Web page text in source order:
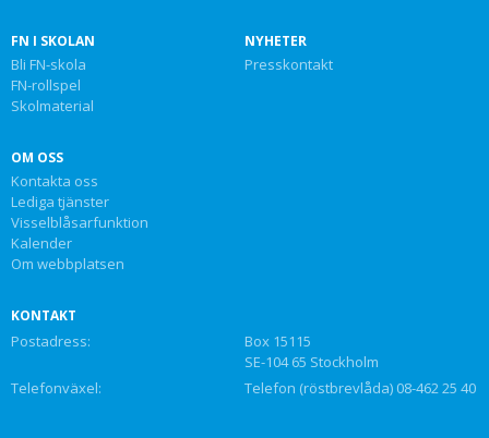
FN I SKOLAN
Bli FN-skola
FN-rollspel
Skolmaterial
NYHETER
Presskontakt
OM OSS
Kontakta oss
Lediga tjänster
Visselblåsarfunktion
Kalender
Om webbplatsen
KONTAKT
Postadress:
Box 15115
SE-104 65 Stockholm
Telefonväxel:
Telefon (röstbrevlåda) 08-462 25 40